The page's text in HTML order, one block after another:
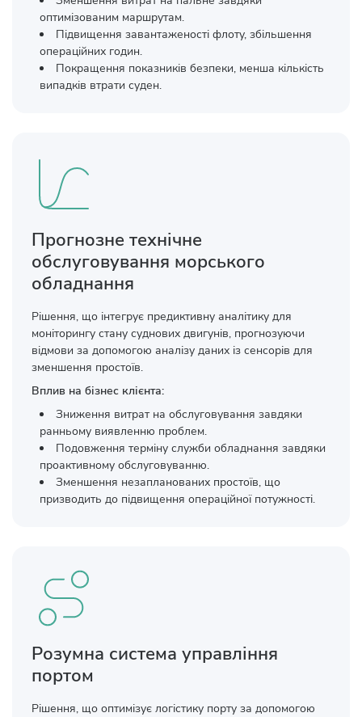
оптимізованим маршрутам.
Підвищення завантаженості флоту, збільшення
операційних годин.
Покращення показників безпеки, менша кількість
випадків втрати суден.
Прогнозне технічне
обслуговування морського
обладнання
Рішення, що інтегрує предиктивну аналітику для
моніторингу стану суднових двигунів, прогнозуючи
відмови за допомогою аналізу даних із сенсорів для
зменшення простоїв.
Вплив на бізнес клієнта:
Зниження витрат на обслуговування завдяки
ранньому виявленню проблем.
Подовження терміну служби обладнання завдяки
проактивному обслуговуванню.
Зменшення незапланованих простоїв, що
призводить до підвищення операційної потужності.
Розумна система управління
портом
Рішення, що оптимізує логістику порту за допомогою